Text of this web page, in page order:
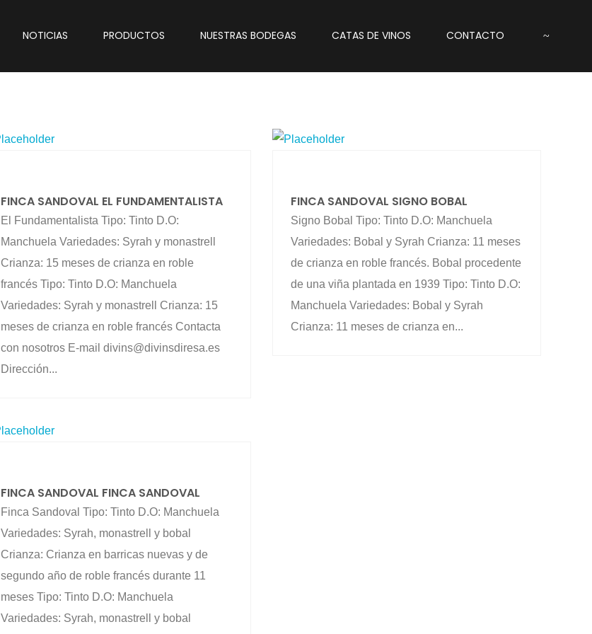
NOTICIAS PRODUCTOS NUESTRAS BODEGAS CATAS DE VINOS CONTACTO
FINCA SANDOVAL EL FUNDAMENTALISTA
El Fundamentalista Tipo: Tinto D.O:
Manchuela Variedades: Syrah y monastrell
Crianza: 15 meses de crianza en roble
francés Tipo: Tinto D.O: Manchuela
Variedades: Syrah y monastrell Crianza: 15
meses de crianza en roble francés Contacta
con nosotros E-mail divins@divinsdiresa.es
Dirección...
FINCA SANDOVAL SIGNO BOBAL
Signo Bobal Tipo: Tinto D.O: Manchuela
Variedades: Bobal y Syrah Crianza: 11 meses
de crianza en roble francés. Bobal procedente
de una viña plantada en 1939 Tipo: Tinto D.O:
Manchuela Variedades: Bobal y Syrah
Crianza: 11 meses de crianza en...
FINCA SANDOVAL FINCA SANDOVAL
Finca Sandoval Tipo: Tinto D.O: Manchuela
Variedades: Syrah, monastrell y bobal
Crianza: Crianza en barricas nuevas y de
segundo año de roble francés durante 11
meses Tipo: Tinto D.O: Manchuela
Variedades: Syrah, monastrell y bobal